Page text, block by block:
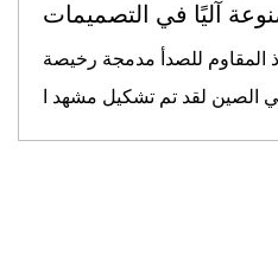
المقاوم للصدأ مدمجة رخيصة